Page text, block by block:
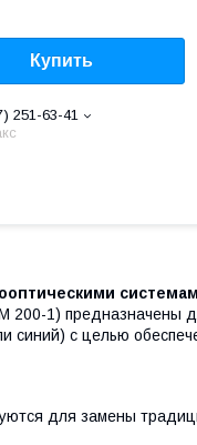
Купить
251-63-41
1) предназначены
с целью
для замены